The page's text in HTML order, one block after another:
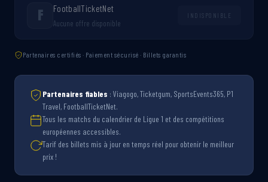
F FootballTicketNet
Aucune offre disponible
INDISPONIBLE
Partenaires certifiés · Paiement sécurisé · Billets garantis
Partenaires fiables : Viagogo, Ticketgum, SportsEvents365, P1
Travel, FootballTicketNet.
Tous les matchs du calendrier de Ligue 1 et des compétitions
européennes accessibles.
Tarif des billets mis à jour en temps réel pour obtenir le meilleur
prix !